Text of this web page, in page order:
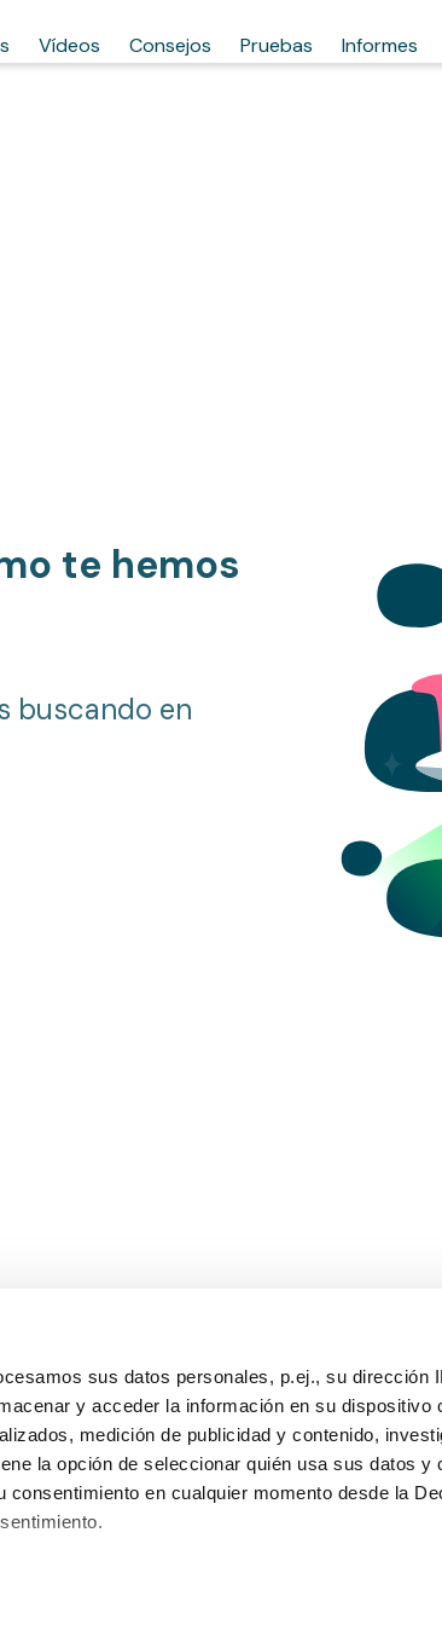
sus datos personales, p.ej., su dirección
y acceder la información en su dispositivo
medición de publicidad y contenido,
la opción de seleccionar quién usa sus datos y
en cualquier momento desde la
Vídeos Consejos Pruebas Informes
te hemos
buscando en